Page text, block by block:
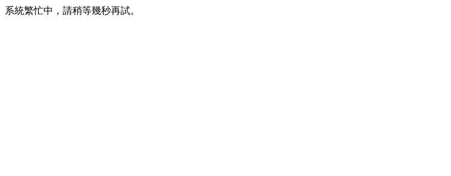
系統繁忙中，請稍等幾秒再試。